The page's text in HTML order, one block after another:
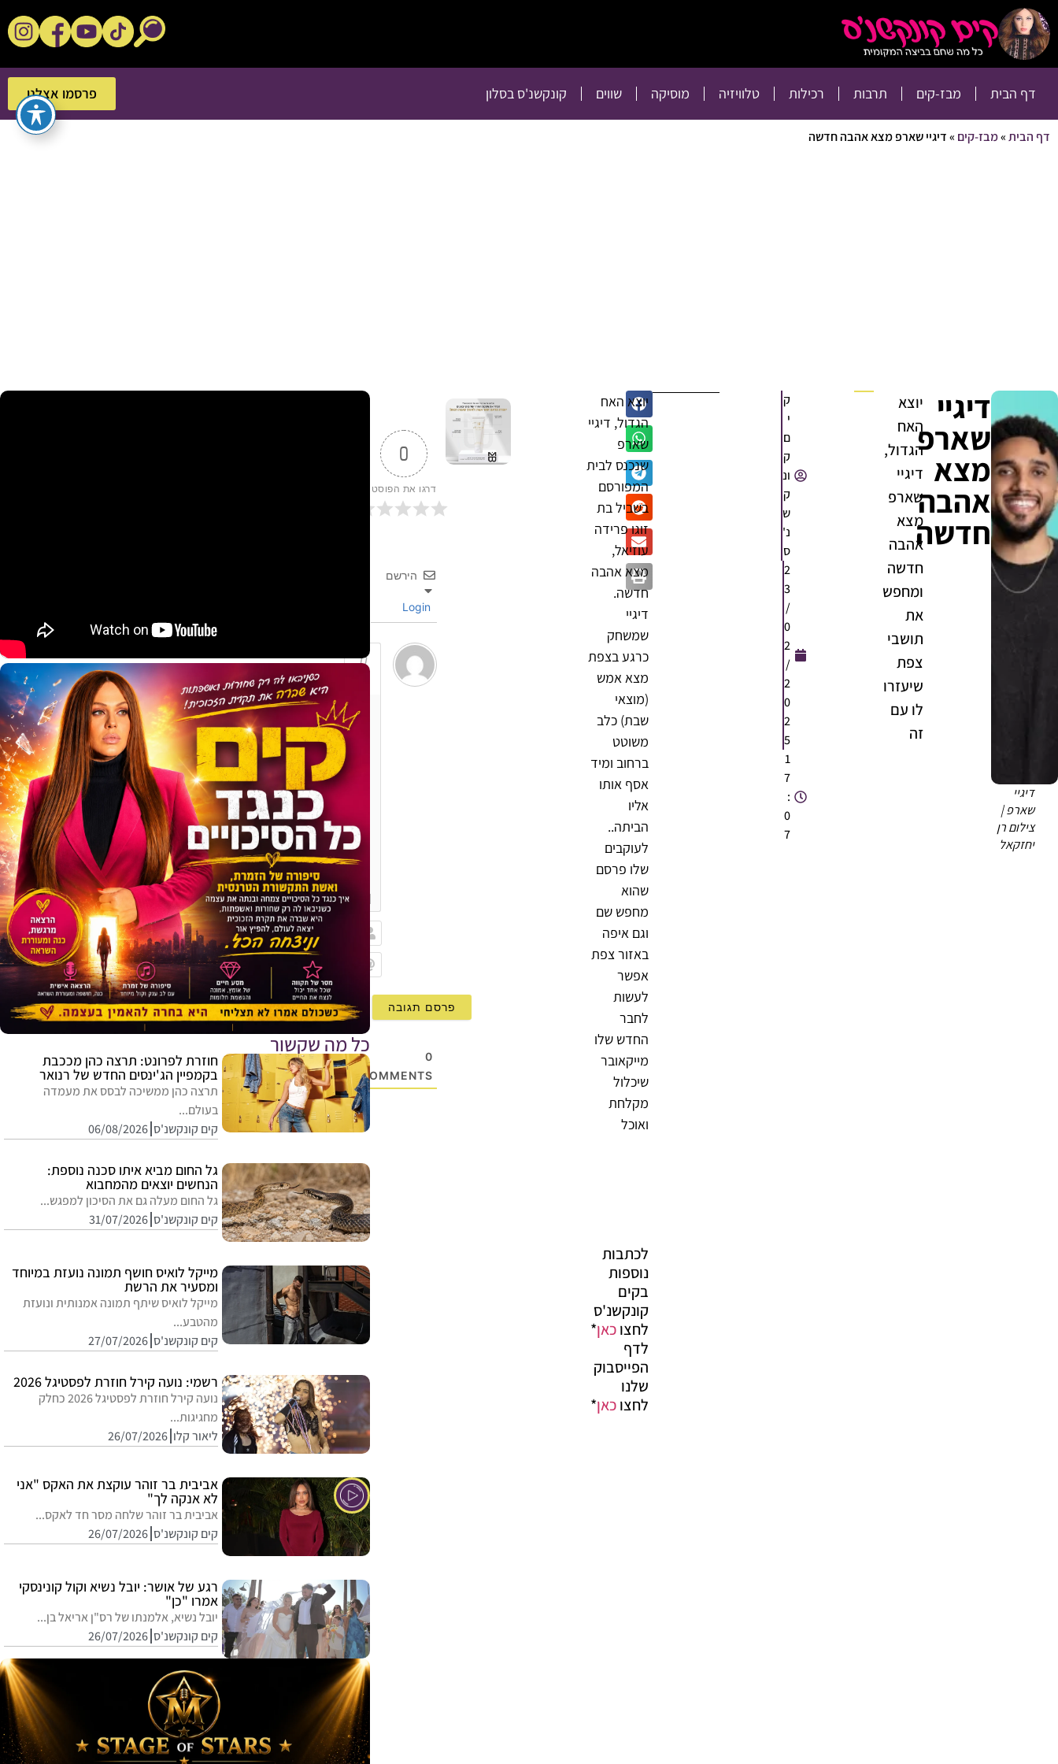
דף הבית מבז-קים תרבות רכילות טלוויזיה מוסיקה שווים קונקשנ'ס בסלון פרסמו אצלנו
פרסמו אצלנו
דף הבית»מבז-קים »דיגיי שארפ מצא אהבה חדשה
דיגיי
שארפ |
צילום רן
יחזקאל
דיגיי
שארפ
מצא
אהבה
חדשה
יוצא
האח
הגדול,
דיגיי
שארפ
מצא
אהבה
חדשה
ומחפש
את
תושבי
צפת
שיעזרו
לו עם
זה
ק
י
ם
ק
ונ
ק
ש
נ'
ס
2
3
/
0
2
/
2
0
2
5
1
7
:
0
7
יוצא האח
הגדול, דיגיי
שארפ
שנכנס לבית
המפורסם
בשביל בת
זוגו פרידה
עוזיאל,
מצא אהבה
חדשה.
דיגיי
שמשחק
כרגע בצפת
מצא אמש
(מוצאי
שבת) כלב
משוטט
ברחוב ומיד
אסף אותו
אליו
הביתה..
לעוקבים
שלו פרסם
שהוא
מחפש שם
וגם איפה
באזור צפת
אפשר
לעשות
לחבר
החדש שלו
מייקאובר
שיכלול
מקלחת
ואוכל
לכתבות
נוספות
בקים
קונקשנ'ס
לחצוכאן*
לדף
הפייסבוק
שלנו
לחצוכאן*
0
דרגו את הפוסט
הירשם
שם
0
COMMENTS
כל מה שקשור
חוזרת לפרונט: תרצה כהן מככבת
בקמפיין הג'ינסים החדש של רנואר
תרצה כהן ממשיכה לבסס את מעמדה
בעולם...
קים קונקשנ'ס 06/08/2026
גל החום מביא איתו סכנה נוספת:
הנחשים יוצאים מהמחבוא
גל החום מעלה גם את הסיכון למפגש...
קים קונקשנ'ס 31/07/2026
מייקל לואיס חושף תמונה נועזת במיוחד
ומסעיר את הרשת
מייקל לואיס שיתף תמונה אמנותית ונועזת
מהטבע...
קים קונקשנ'ס 27/07/2026
רשמי: נועה קירל חוזרת לפסטיגל 2026
נועה קירל חוזרת לפסטיגל 2026 כחלק
מחגיגות...
ליאור קלו 26/07/2026
אביבית בר זוהר עוקצת את האקס "אני
לא אנקה לך"
אביבית בר זוהר שלחה מסר חד לאקס...
קים קונקשנ'ס 26/07/2026
רגע של אושר: יובל נשיא וקול קונינסקי
אמרו "כן"
יובל נשיא, אלמנתו של רס"ן אריאל בן...
קים קונקשנ'ס 26/07/2026